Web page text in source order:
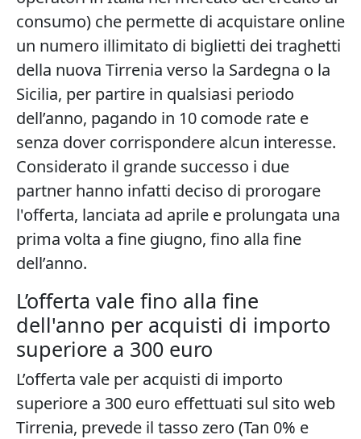
consumo) che permette di acquistare online
un numero illimitato di biglietti dei traghetti
della nuova Tirrenia verso la Sardegna o la
Sicilia, per partire in qualsiasi periodo
dell’anno, pagando in 10 comode rate e
senza dover corrispondere alcun interesse.
Considerato il grande successo i due
partner hanno infatti deciso di prorogare
l'offerta, lanciata ad aprile e prolungata una
prima volta a fine giugno, fino alla fine
dell’anno.
L’offerta vale fino alla fine
dell'anno per acquisti di importo
superiore a 300 euro
L’offerta vale per acquisti di importo
superiore a 300 euro effettuati sul sito web
Tirrenia, prevede il tasso zero (Tan 0% e